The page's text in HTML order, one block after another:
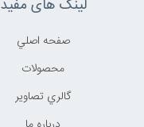
لینک های مفید
صفحه اصلي
محصولات
گالري تصاوير